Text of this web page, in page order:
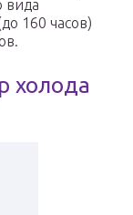
вида
160 часов)
холода